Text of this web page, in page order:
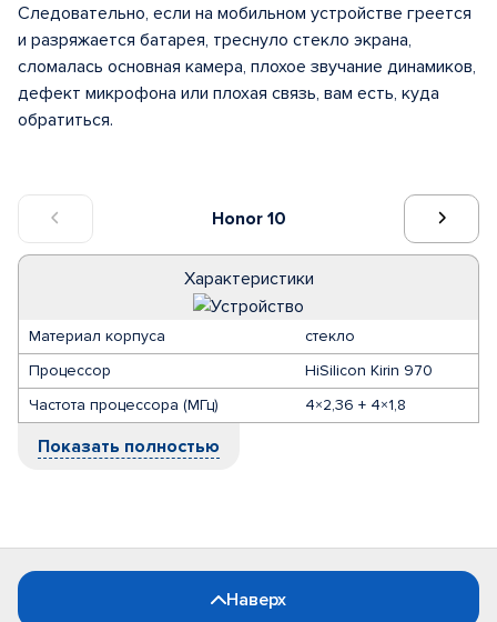
Honor 10
Характеристики
Материал корпуса
стекло
Процессор
HiSilicon Kirin 970
Частота процессора (МГц)
4×2,36 + 4×1,8
Показать полностью
Следовательно, если на мобильном устройстве греется
и разряжается батарея, треснуло стекло экрана,
сломалась основная камера, плохое звучание динамиков,
дефект микрофона или плохая связь, вам есть, куда
обратиться.
Наверх